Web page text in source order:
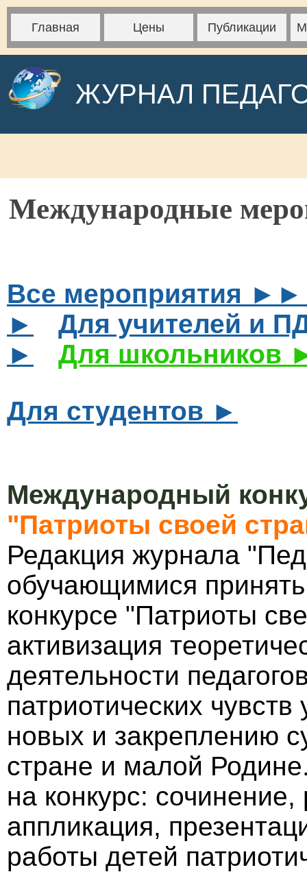
Главная Цены Публикации
ЖУРНАЛ
Международные
Все мероприятия
►
Для учителей и
►
Для школьников
Для студентов ►
Международный
"Патриоты своей
Редакция журнала
обучающимися
конкурсе "Патриоты
активизация
деятельности
патриотических
новых и закреплению
стране и малой
на конкурс:
аппликация,
работы детей